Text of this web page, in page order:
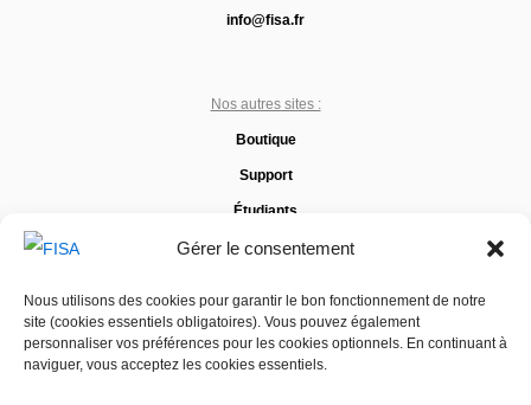
Gérer le consentement
Nous utilisons des cookies pour garantir le bon fonctionnement de notre
site (cookies essentiels obligatoires). Vous pouvez également
personnaliser vos préférences pour les cookies optionnels. En continuant à
naviguer, vous acceptez les cookies essentiels.
info@fisa.fr
Nos autres sites :
Boutique
Support
Étudiants
Assistance :
support.fisa.fr
FAQ